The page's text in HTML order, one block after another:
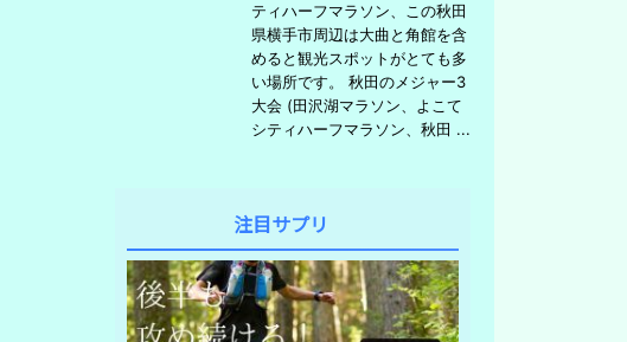
ティハーフマラソン、この秋田
県横手市周辺は大曲と角館を含
めると観光スポットがとても多
い場所です。 秋田のメジャー3
大会 (田沢湖マラソン、よこて
シティハーフマラソン、秋田 ...
注目サプリ